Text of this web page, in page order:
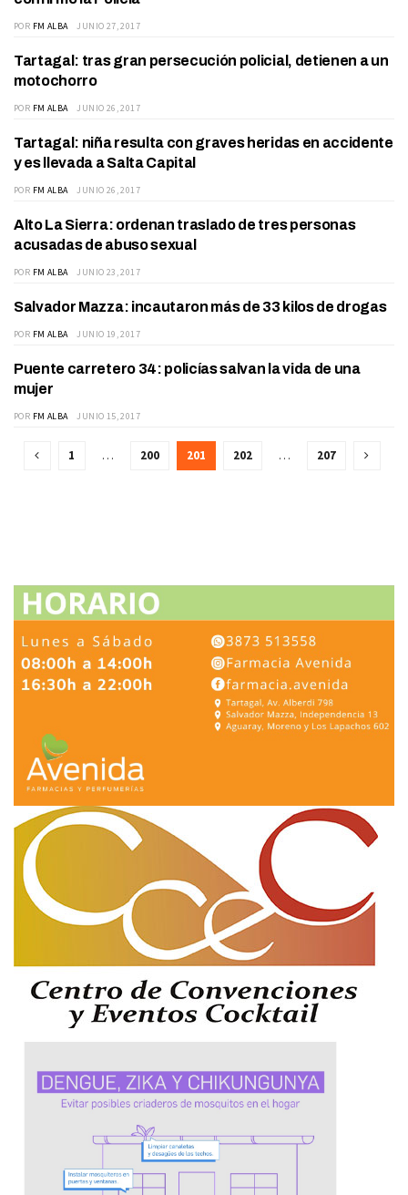
POR FM ALBA JUNIO 27, 2017
GRAL. MOSCONI
Tartagal: tras gran persecución policial, detienen a un
motochorro
POR FM ALBA JUNIO 26, 2017
POLICIALES
Tartagal: niña resulta con graves heridas en accidente
y es llevada a Salta Capital
POR FM ALBA JUNIO 26, 2017
Alto La Sierra: ordenan traslado de tres personas
acusadas de abuso sexual
POR FM ALBA JUNIO 23, 2017
Salvador Mazza: incautaron más de 33 kilos de drogas
POR FM ALBA JUNIO 19, 2017
Puente carretero 34: policías salvan la vida de una
mujer
POR FM ALBA JUNIO 15, 2017
1 … 200 201 202 … 207